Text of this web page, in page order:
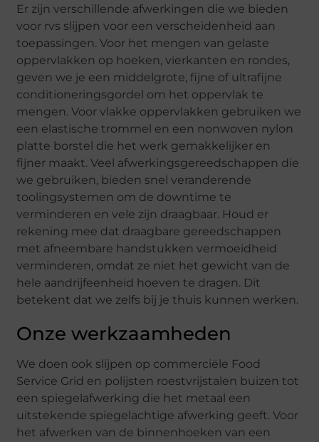
Er zijn verschillende afwerkingen die we bieden
voor rvs slijpen voor een verscheidenheid aan
toepassingen. Voor het mengen van gelaste
oppervlakken op hoeken, vierkanten en rondes,
geven we je een middelgrote, fijne of ultrafijne
conditioneringsgordel om het oppervlak te
mengen. Voor vlakke oppervlakken gebruiken we
een elastische trommel en een nonwoven nylon
platte borstel die het werk gemakkelijker en
fijner maakt. Veel afwerkingsgereedschappen die
we gebruiken, bieden snel veranderende
toolingsystemen om de downtime te
verminderen en vele zijn draagbaar. Houd er
rekening mee dat draagbare gereedschappen
met afneembare handstukken vermoeidheid
verminderen, omdat ze niet het gewicht van de
hele aandrijfeenheid hoeven te dragen. Dit
betekent dat we zelfs bij je thuis kunnen werken.
Onze werkzaamheden
We doen ook slijpen op commerciële Food
Service Grid en polijsten roestvrijstalen buizen tot
een spiegelafwerking die het metaal een
uitstekende spiegelachtige afwerking geeft. Voor
het afwerken van de binnenhoeken van een